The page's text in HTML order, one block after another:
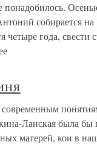
понадобилось.
собирается
четыре года, свести
Ланская была бы
матерей, кои в